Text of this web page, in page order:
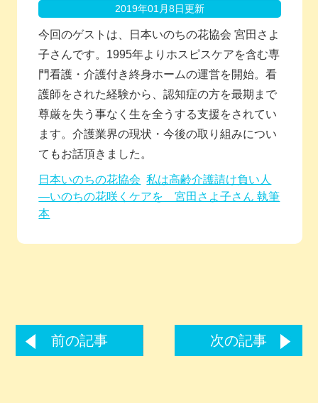
2019年01月8日更新
今回のゲストは、日本いのちの花協会 宮田さよ
子さんです。 1995年よりホスピスケアを含む専
門看護・介護付き終身ホームの運営を開始。看
護師をされた経験から、認知症の方を最期まで
尊厳を失う事なく生を全うする支援をされてい
ます。介護業界の現状・今後の取り組みについ
てもお話頂きました。
日本いのちの花協会 私は高齢介護請け負い人
―いのちの花咲くケアを 宮田さよ子さん 執筆
本
前の記事 次の記事